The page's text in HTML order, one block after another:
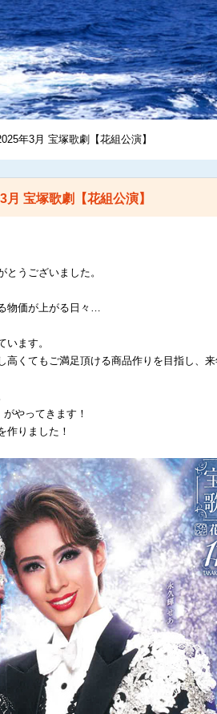
年3月 宝塚歌劇【花組公演】
月 宝塚歌劇【花組公演】
うございました。
物価が上がる日々…
ます。
高くてもご満足頂ける商品作りを目指し、
やってきます！
作りました！